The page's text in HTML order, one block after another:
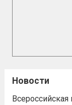
Новости
Всероссийская